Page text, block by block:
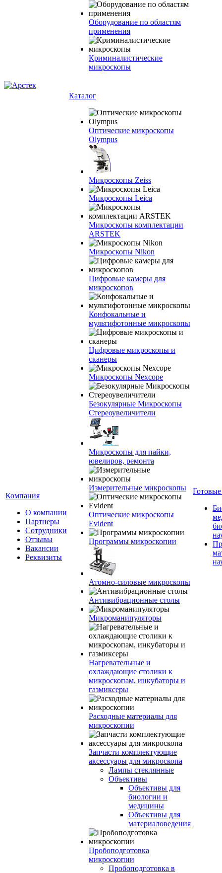
Оборудование по областям
применения
Криминалистические
микроскопы
Компания
О компании
Партнеры
Сотрудники
Отзывы
Вакансии
Реквизиты
Каталог
Оптические микроскопы
Olympus
Микроскопы Zeiss
Микроскопы Leica
Микроскопы комплектации
ARSTEK
Микроскопы Nikon
Цифровые камеры для
микроскопов
Конфокальные и
мультифотонные микроскопы
Цифровые микроскопы и
сканеры
Микроскопы Nexcope
Безокулярные Микроскопы
Стереоувеличители
Микроскопы для пайки,
ювелиров, ремонта
Измерительные микроскопы
Оптические микроскопы
Evident
Программы микроскопии
Атомно-силовые микроскопы
Антивибрационные столы
Микроманипуляторы
Нагревательные и
охлаждающие столики к
микроскопам, инкубаторы и
газмиксеры
Расходные материалы для
микроскопии
Запчасти комплектующие
аксессуары для микроскопа
Лампы стеклянные
Объективы
Объективы для
биологии и
медицины
Объективы для
материаловедения
Пробоподготовка
микроскопии
Пробоподготовка в